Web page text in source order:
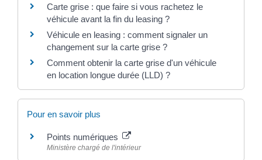
Carte grise : que faire si vous rachetez le
véhicule avant la fin du leasing ?
Véhicule en leasing : comment signaler un
changement sur la carte grise ?
Comment obtenir la carte grise d'un véhicule
en location longue durée (LLD) ?
Pour en savoir plus
Points numériques
Ministère chargé de l'intérieur